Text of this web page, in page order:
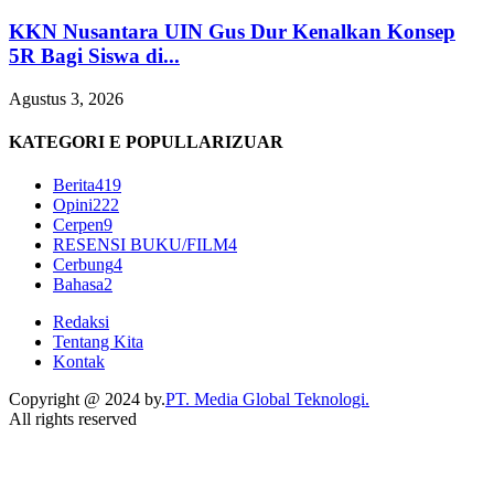
KKN Nusantara UIN Gus Dur Kenalkan Konsep
5R Bagi Siswa di...
Agustus 3, 2026
KATEGORI E POPULLARIZUAR
Berita419
Opini222
Cerpen9
RESENSI BUKU/FILM4
Cerbung4
Bahasa2
Redaksi
Tentang Kita
Kontak
Copyright @ 2024 by.PT. Media Global Teknologi.
All rights reserved